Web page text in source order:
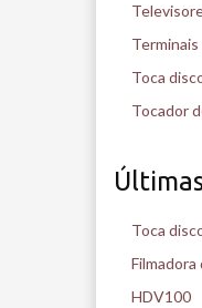
Terminais
Toca
Tocador
Toca
HDV100